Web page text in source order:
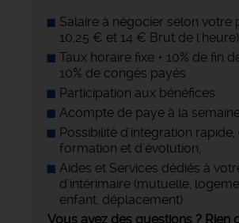
Salaire à négocier selon votre
10,25 € et 14 € Brut de l'heure)
Taux horaire fixe + 10% de fin
10% de congés payés
Participation aux bénéfices
Acompte de paye à la
Possibilité d'intégration rapide,
formation et d'évolution,
Aides et Services dédiés à
d'intérimaire (mutuelle,
enfant, déplacement)
Vous avez des questions ? Rien